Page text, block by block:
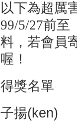
以下為超厲
99/5/27前至
料，若會員
喔！
得獎名單
子揚(ken)